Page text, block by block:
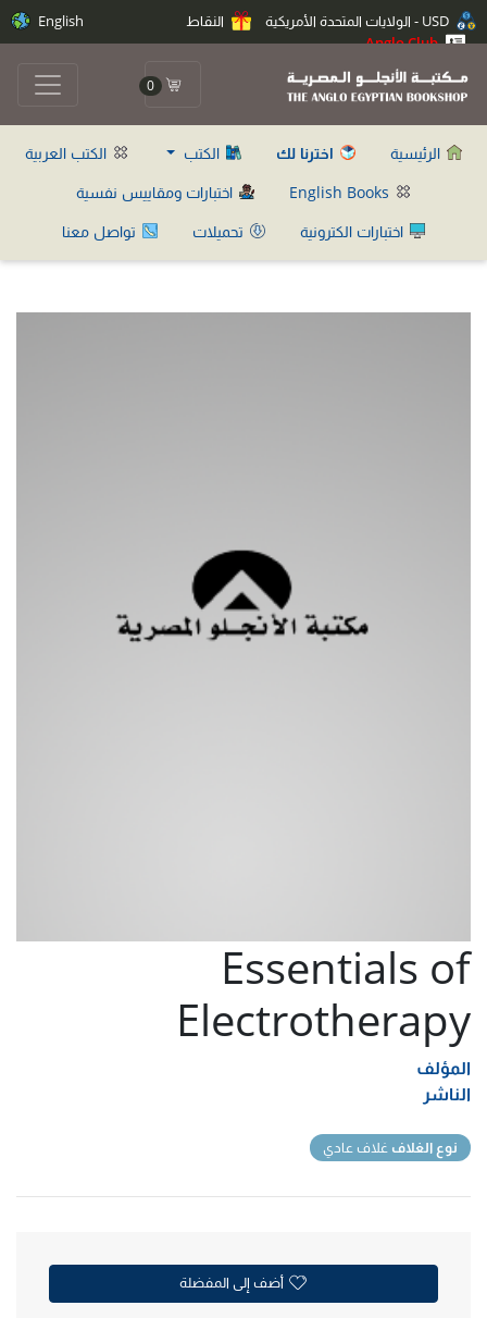
النقاط
Anglo Club
English
0
الرئيسية اخترنا لك الكتب
الكتب العربية
اختبارات ومقاييس نفسية
اختبارات الكترونية
تحميلات تواصل معنا
Essentials of
Electrotherapy
المؤلف
الناشر
نوع الغلاف غلاف عادي
أضف إلى المفضلة